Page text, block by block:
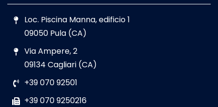
Loc. Piscina Manna, edificio 1
09050 Pula (CA)
Via Ampere, 2
09134 Cagliari (CA)
+39 070 92501
+39 070 9250216